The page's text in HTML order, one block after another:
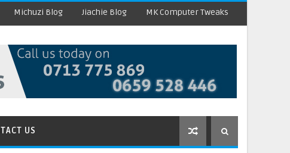
Michuzi Blog Jiachie Blog MK Computer Tweaks
US